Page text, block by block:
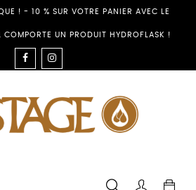
! - 10 % SUR VOTRE PANIER AVEC LE
COMPORTE UN PRODUIT HYDROFLASK !
FACEBOOK